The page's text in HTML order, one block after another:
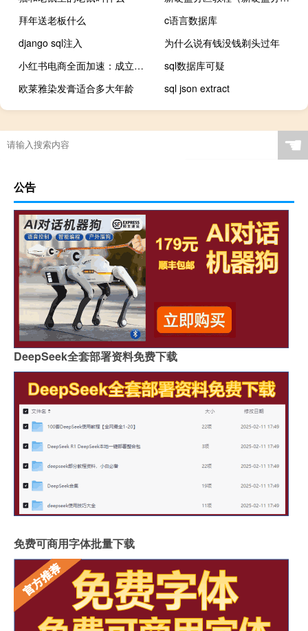
拜年送老板什么
c语言数据库
django sql注入
为什么说有钱没钱剃头过年
小红书电商全面加速：成立一级部门后明确投入方向
sql数据库可疑
欧莱雅染发膏适合多大年龄
sql json extract
☚
公告
DeepSeek全套部署资料免费下载
免费可商用字体批量下载